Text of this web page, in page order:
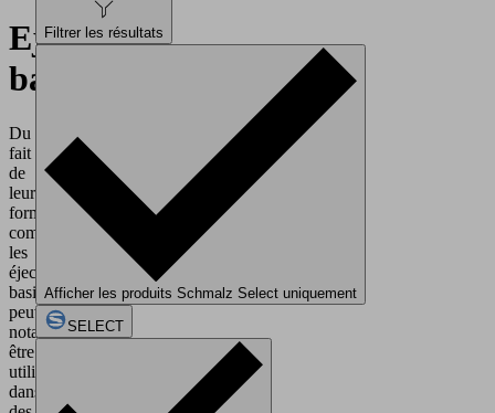
Ejecteurs
basiques
Du
fait
de
leur
format
compact,
les
éjecteurs
basiques
peuvent
notamment
être
utilisés
dans
Filtrer les résultats
Afficher les produits Schmalz Select uniquement
SELECT